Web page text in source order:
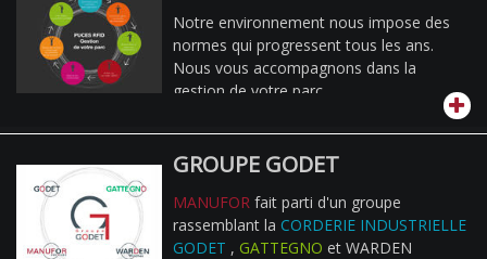
Notre environnement nous impose des
normes qui progressent tous les ans.
Nous vous accompagnons dans la
gestion de votre parc.
GROUPE GODET
MANUFORfait parti d'un groupe
rassemblant la CORDERIE INDUSTRIELLE
GODET , GATTEGNO et WARDEN